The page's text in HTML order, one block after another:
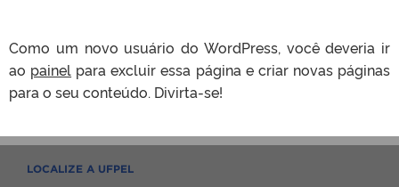
Como um novo usuário do WordPress, você deveria ir
ao painel para excluir essa página e criar novas páginas
para o seu conteúdo. Divirta-se!
LOCALIZE A UFPEL